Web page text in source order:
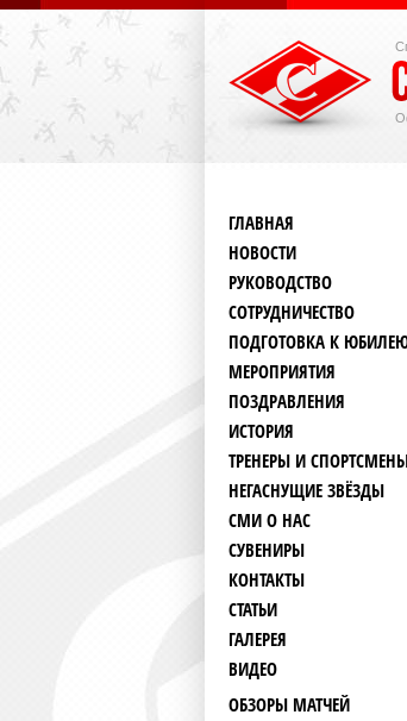
ГЛАВНАЯ
НОВОСТИ
РУКОВОДСТВО
СОТРУДНИЧЕСТВО
ПОДГОТОВКА К
МЕРОПРИЯТИЯ
ПОЗДРАВЛЕНИЯ
ИСТОРИЯ
ТРЕНЕРЫ И
НЕГАСНУЩИЕ ЗВЁЗДЫ
СМИ О НАС
СУВЕНИРЫ
КОНТАКТЫ
СТАТЬИ
ГАЛЕРЕЯ
ВИДЕО
ОБЗОРЫ МАТЧЕЙ